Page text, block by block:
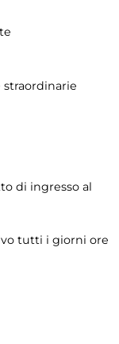
di ingresso al
tutti i giorni ore